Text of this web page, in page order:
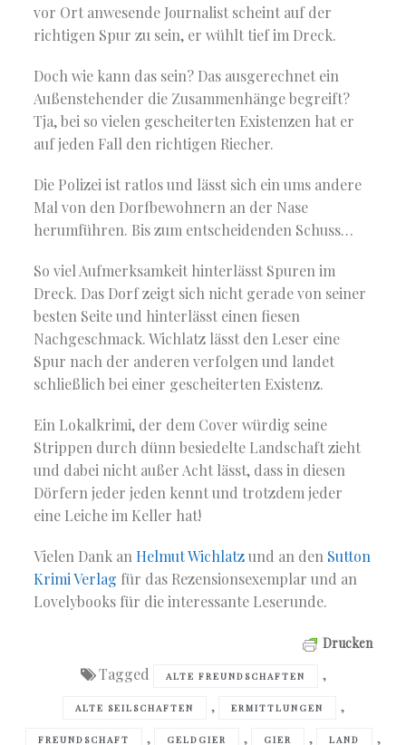
vor Ort anwesende Journalist scheint auf der
richtigen Spur zu sein, er wühlt tief im Dreck.
Doch wie kann das sein? Das ausgerechnet ein
Außenstehender die Zusammenhänge begreift?
Tja, bei so vielen gescheiterten Existenzen hat er
auf jeden Fall den richtigen Riecher.
Die Polizei ist ratlos und lässt sich ein ums andere
Mal von den Dorfbewohnern an der Nase
herumführen. Bis zum entscheidenden Schuss…
So viel Aufmerksamkeit hinterlässt Spuren im
Dreck. Das Dorf zeigt sich nicht gerade von seiner
besten Seite und hinterlässt einen fiesen
Nachgeschmack. Wichlatz lässt den Leser eine
Spur nach der anderen verfolgen und landet
schließlich bei einer gescheiterten Existenz.
Ein Lokalkrimi, der dem Cover würdig seine
Strippen durch dünn besiedelte Landschaft zieht
und dabei nicht außer Acht lässt, dass in diesen
Dörfern jeder jeden kennt und trotzdem jeder
eine Leiche im Keller hat!
Vielen Dank an Helmut Wichlatzund an den Sutton
Krimi Verlag für das Rezensionsexemplar und an
Lovelybooks für die interessante Leserunde.
Drucken
Tagged ALTE FREUNDSCHAFTEN ,
ALTE SEILSCHAFTEN , ERMITTLUNGEN ,
FREUNDSCHAFT , GELDGIER , GIER , LAND ,